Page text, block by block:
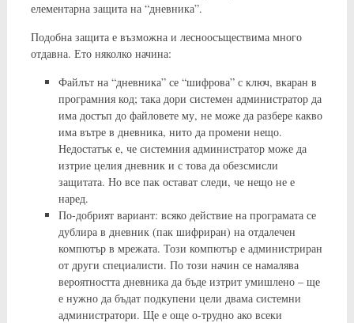
елементарна защита на “дневника”.
Подобна защита е възможна и лесноосъществима много
отдавна. Ето няколко начина:
Файлът на “дневника” се “шифрова” с ключ, вкаран в
програмния код; така дори системен администратор да
има достъп до файловете му, не може да разбере какво
има вътре в дневника, нито да промени нещо.
Недостатък е, че системния администратор може да
изтрие целия дневник и с това да обезсмисли
защитата. Но все пак остават следи, че нещо не е
наред.
По-добрият вариант: всяко действие на програмата се
дублира в дневник (пак шифриран) на отдалечен
компютър в мрежата. Този компютър е администриран
от други специалисти. По този начин се намалява
вероятността дневника да бъде изтрит умишлено – ще
е нужно да бъдат подкупени цели двама системни
администратори. Ще е още о-трудно ако всеки